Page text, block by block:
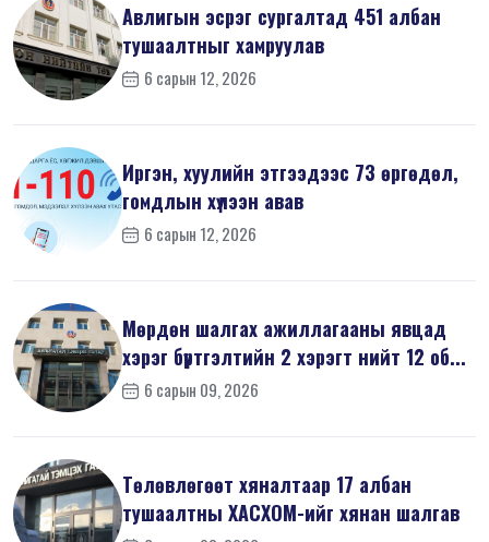
Авлигын эсрэг сургалтад 451 албан
тушаалтныг хамруулав
6 сарын 12, 2026
Иргэн, хуулийн этгээдээс 73 өргөдөл,
гомдлын хүлээн авав
6 сарын 12, 2026
Мөрдөн шалгах ажиллагааны явцад
хэрэг бүртгэлтийн 2 хэрэгт нийт 12 об...
6 сарын 09, 2026
Төлөвлөгөөт хяналтаар 17 албан
тушаалтны ХАСХОМ-ийг хянан шалгав